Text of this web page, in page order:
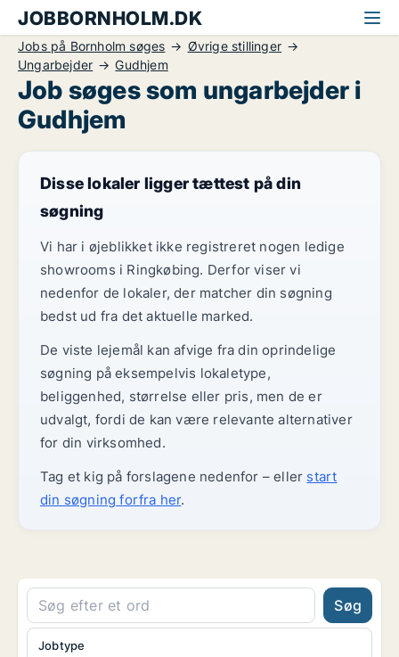
JOBBORNHOLM.DK
Jobs på Bornholm søges
Øvrige stillinger
Ungarbejder
Gudhjem
Job søges som ungarbejder i
Gudhjem
Disse lokaler ligger tættest på din
søgning
Vi har i øjeblikket ikke registreret nogen ledige
showrooms i Ringkøbing. Derfor viser vi
nedenfor de lokaler, der matcher din søgning
bedst ud fra det aktuelle marked.
De viste lejemål kan afvige fra din oprindelige
søgning på eksempelvis lokaletype,
beliggenhed, størrelse eller pris, men de er
udvalgt, fordi de kan være relevante alternativer
for din virksomhed.
Tag et kig på forslagene nedenfor – eller start
din søgning forfra her.
Søg
Jobtype